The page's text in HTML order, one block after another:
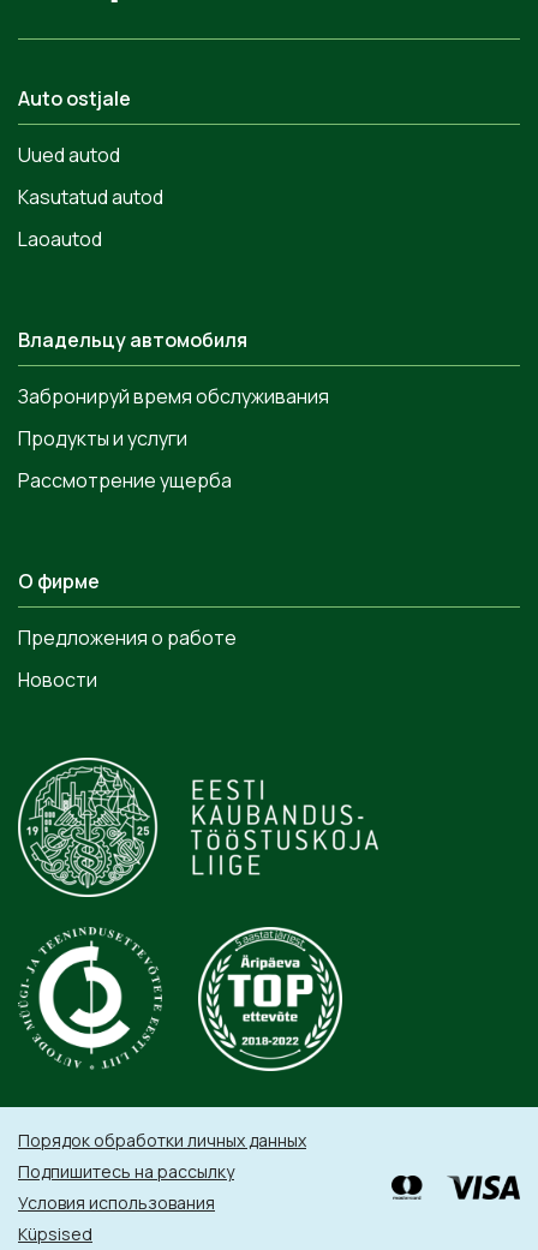
Auto ostjale
Uued autod
Kasutatud autod
Laoautod
Владельцу автомобиля
Забронируй время обслуживания
Продукты и услуги
Рассмотрение ущерба
О фирме
Предложения о работе
Новости
Порядок обработки личных данных
Подпишитесь на рассылку
Условия использования
Küpsised